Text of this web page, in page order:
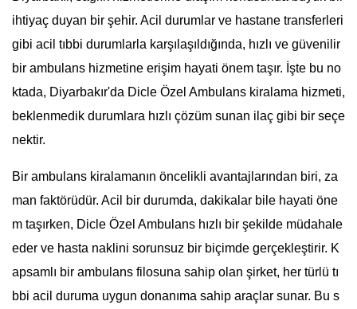
ihtiyaç duyan bir şehir. Acil durumlar ve hastane transferleri
gibi acil tıbbi durumlarla karşılaşıldığında, hızlı ve güvenilir
bir ambulans hizmetine erişim hayati önem taşır. İşte bu no
ktada, Diyarbakır'da Dicle Özel Ambulans kiralama hizmeti,
beklenmedik durumlara hızlı çözüm sunan ilaç gibi bir seçe
nektir.
Bir ambulans kiralamanın öncelikli avantajlarından biri, za
man faktörüdür. Acil bir durumda, dakikalar bile hayati öne
m taşırken, Dicle Özel Ambulans hızlı bir şekilde müdahale
eder ve hasta naklini sorunsuz bir biçimde gerçekleştirir. K
apsamlı bir ambulans filosuna sahip olan şirket, her türlü tı
bbi acil duruma uygun donanıma sahip araçlar sunar. Bu s